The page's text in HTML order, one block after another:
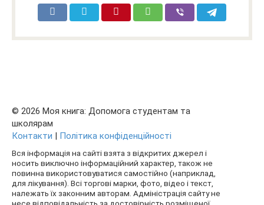
© 2026 Моя книга: Допомога студентам та
школярам
Контакти | Політика конфіденційності
Вся інформація на сайті взята з відкритих джерел і
носить виключно інформаційний характер, також не
повинна використовуватися самостійно (наприклад,
для лікування). Всі торгові марки, фото, відео і текст,
належать їх законним авторам. Адміністрація сайту не